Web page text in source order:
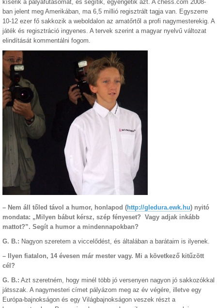
kísérik a pályafutásomat, és segítik, egyengetik azt. A chess.com 2008-
ban jelent meg Amerikában, ma 6,5 millió regisztrált tagja van. Egyszerre
10-12 ezer fő sakkozik a weboldalon az amatőrtől a profi nagymesterekig. A
játék és regisztráció ingyenes. A tervek szerint a magyar nyelvű változat
elindítását kommentálni fogom.
– Nem áll tőled távol a humor, honlapod (http://gledura.ewk.hu) nyitó
mondata: „Milyen bábut kérsz, szép fényeset? Vagy adjak inkább
mattot?”. Segít a humor a mindennapokban?
G. B.: Nagyon szeretem a viccelődést, és általában a barátaim is ilyenek.
– Ilyen fiatalon, 14 évesen már mester vagy. Mi a következő kitűzött
cél?
G. B.: Azt szeretném, hogy minél több jó versenyen nagyon jó sakkozókkal
játsszak. A nagymesteri címet pályázom meg az év végére, illetve egy
Európa-bajnokságon és egy Világbajnokságon veszek részt a